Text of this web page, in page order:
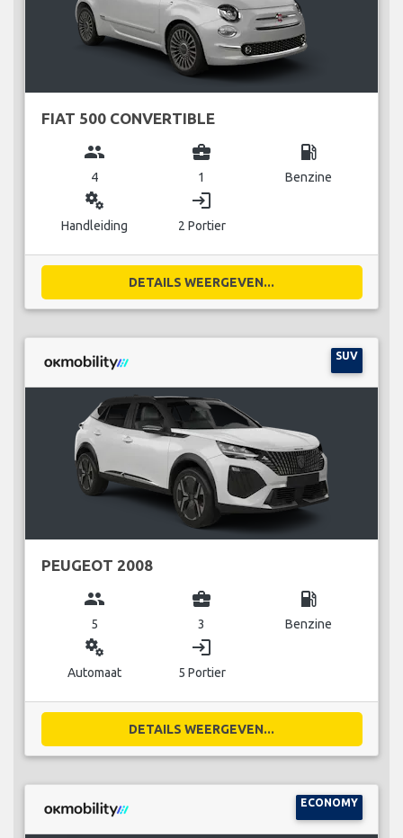
FIAT 500 CONVERTIBLE
group
4
business_center
1
local_gas_station
Benzine
miscellaneous_services
Handleiding
login
2 Portier
DETAILS WEERGEVEN...
SUV
PEUGEOT 2008
group
5
business_center
3
local_gas_station
Benzine
miscellaneous_services
Automaat
login
5 Portier
DETAILS WEERGEVEN...
ECONOMY